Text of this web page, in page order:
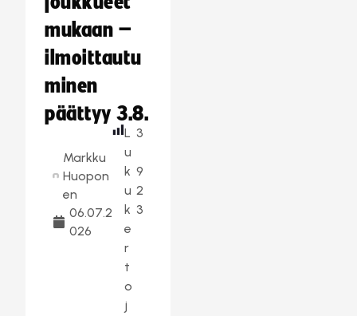
mukaan –
ilmoittautu
minen
päättyy 3.8.
Markku
Huopon
en
06.07.2
026
L
u
k
u
k
e
r
t
o
j
3
9
2
3